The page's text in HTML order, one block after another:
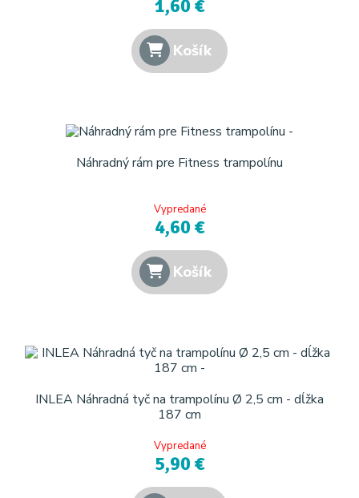
1,60 €
Košík
Náhradný rám pre Fitness trampolínu
Vypredané
4,60 €
Košík
INLEA Náhradná tyč na trampolínu Ø 2,5 cm - dĺžka
187 cm
Vypredané
5,90 €